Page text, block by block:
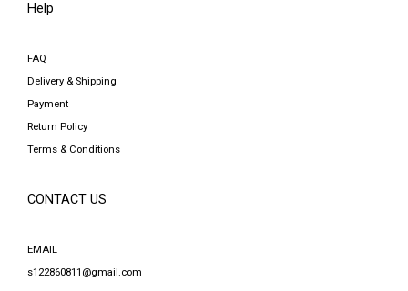
Help
FAQ
Delivery & Shipping
Payment
Return Policy
Terms & Conditions
CONTACT US
EMAIL
s122860811@gmail.com